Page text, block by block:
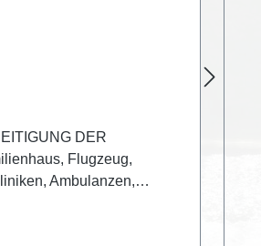
DER
Flugzeug,
Ambulanzen,